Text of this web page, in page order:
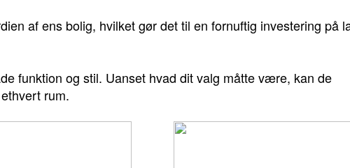
af ens bolig, hvilket gør det til en fornuftig investering på
funktion og stil. Uanset hvad dit valg måtte være, kan de
rum.